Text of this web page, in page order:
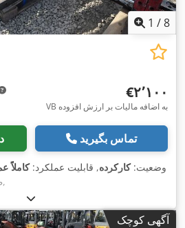
1 /8
‎€۲٬۱۰۰
VB به اضافه مالیات بر ارزش افزوده
تماس بگیرید
وضعیت:کارکرده, قابلیت عملکرد:کاملاً
,
آگهی کوچک